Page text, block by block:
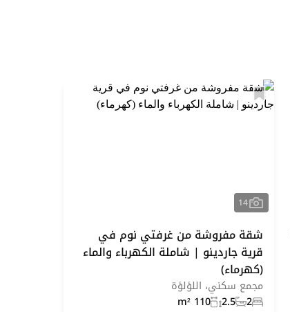
14
شقة مفروشة من غرفتي نوم في
قرية جاردينو | شاملة الكهرباء والماء
(كهرماء)
مجمع سكني، اللؤلؤة
2
2.5
110 m²